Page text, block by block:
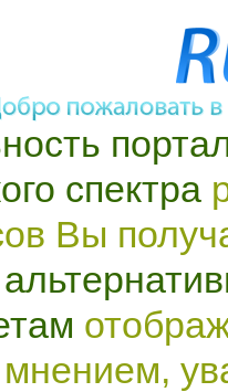
спектра
Вы